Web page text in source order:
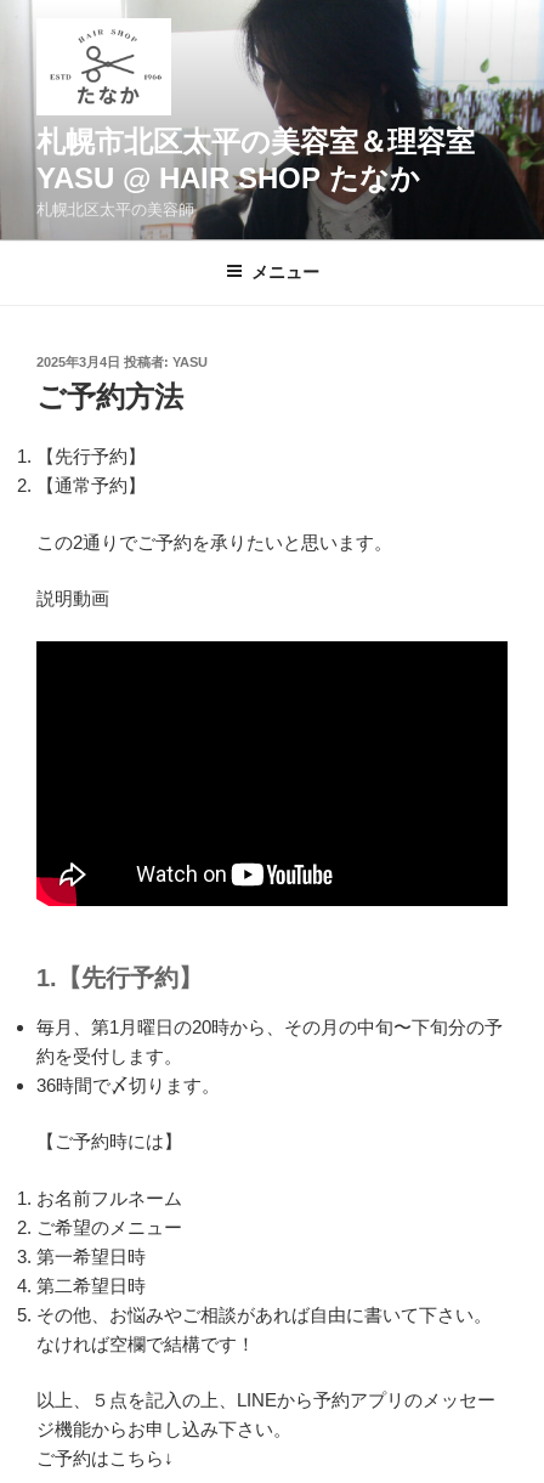
ッ
札幌市北区太平の美容室＆理容室
YASU @ HAIR SHOP たなか
札幌北区太平の美容師
メニュー
投
稿
日:
2025年3月4日 投稿者: YASU
ご予約方法
【先行予約】
【通常予約】
この2通りでご予約を承りたいと思います。
説明動画
1.【先行予約】
毎月、第1月曜日の20時から、その月の中旬〜下旬分の予
約を受付します。
36時間で〆切ります。
【ご予約時には】
お名前フルネーム
ご希望のメニュー
第一希望日時
第二希望日時
その他、お悩みやご相談があれば自由に書いて下さい。
なければ空欄で結構です！
以上、５点を記入の上、LINEから予約アプリのメッセー
ジ機能からお申し込み下さい。
ご予約はこちら↓